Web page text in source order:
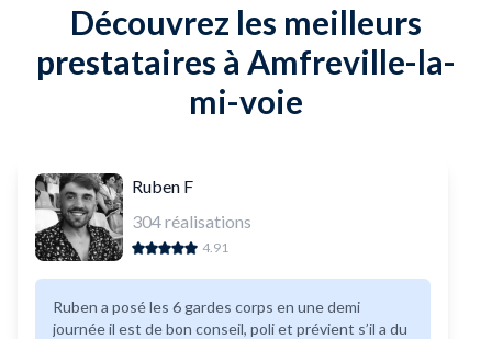
Découvrez les meilleurs
prestataires à Amfreville-la-
mi-voie
Ruben F
304réalisations
4.91
Ruben a posé les 6 gardes corps en une demi
journée il est de bon conseil, poli et prévient s’il a du